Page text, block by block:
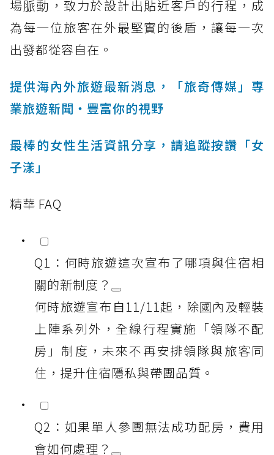
場脈動，致力於設計出貼近客戶的行程，成
為每一位旅客在外最堅實的後盾，讓每一次
出發都從容自在。
提供海內外旅遊最新消息，「旅奇傳媒」專
業旅遊新聞‧豐富你的視野
最棒的女性生活資訊分享，請追蹤按讚「女
子漾」
精華 FAQ
Q1：何時旅遊這次宣布了哪項與住宿相
關的新制度？
何時旅遊宣布自11/11起，除國內及輕裝
上陣系列外，全線行程實施「領隊不配
房」制度，未來不再安排領隊與旅客同
住，提升住宿隱私與帶團品質。
Q2：如果單人參團無法成功配房，費用
會如何處理？